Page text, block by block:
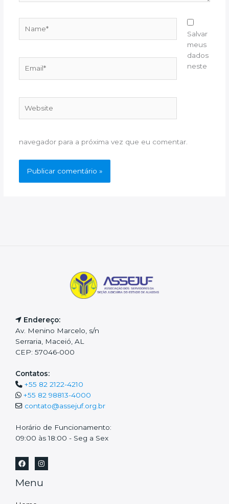
Salvar
meus
dados
neste
navegador para a próxima vez que eu comentar.
Endereço:
Av. Menino Marcelo, s/n
Serraria, Maceió, AL
CEP: 57046-000
Contatos:
+55 82 2122-4210
+55 82 98813-4000
contato@assejuf.org.br
Horário de Funcionamento:
09:00 às 18:00 - Seg a Sex
Menu